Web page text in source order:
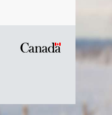
Symbole